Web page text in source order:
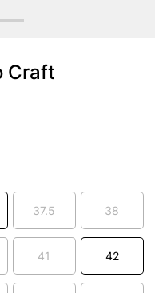
Craft
37.5 38
41 42